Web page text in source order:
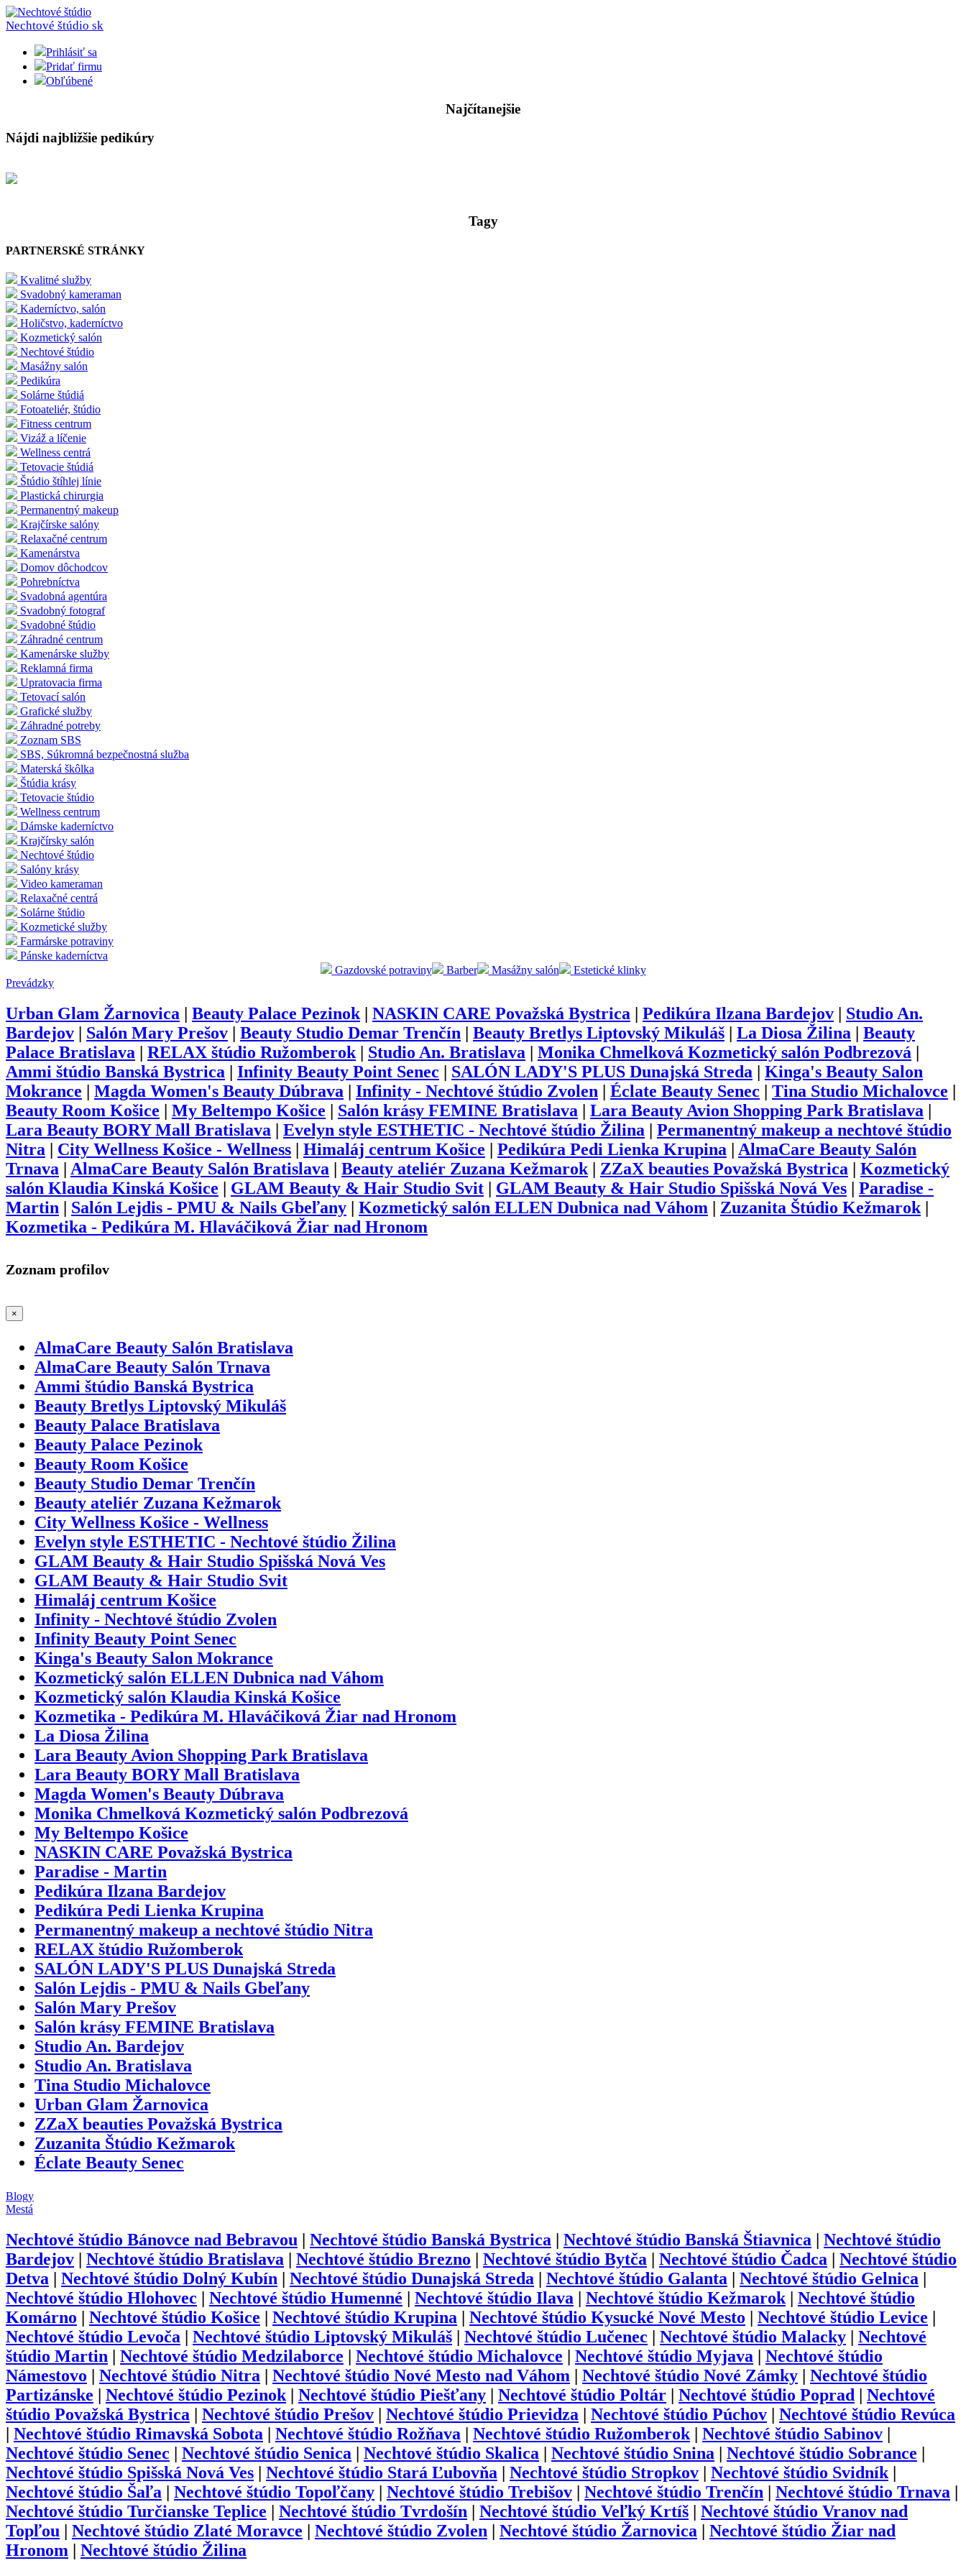
Nechtové štúdio sk
Prihlásiť sa
Pridať firmu
Obľúbené
Najčítanejšie
Nájdi najbližšie pedikúry
Tagy
PARTNERSKÉ STRÁNKY
Kvalitné služby
Svadobný kameraman
Kaderníctvo, salón
Holičstvo, kaderníctvo
Kozmetický salón
Nechtové štúdio
Masážny salón
Pedikúra
Solárne štúdiá
Fotoateliér, štúdio
Fitness centrum
Vizáž a líčenie
Wellness centrá
Tetovacie štúdiá
Štúdio štíhlej línie
Plastická chirurgia
Permanentný makeup
Krajčírske salóny
Relaxačné centrum
Kamenárstva
Domov dôchodcov
Pohrebníctva
Svadobná agentúra
Svadobný fotograf
Svadobné štúdio
Záhradné centrum
Kamenárske služby
Reklamná firma
Upratovacia firma
Tetovací salón
Grafické služby
Záhradné potreby
Zoznam SBS
SBS, Súkromná bezpečnostná služba
Materská škôlka
Štúdia krásy
Tetovacie štúdio
Wellness centrum
Dámske kaderníctvo
Krajčírsky salón
Nechtové štúdio
Salóny krásy
Video kameraman
Relaxačné centrá
Solárne štúdio
Kozmetické služby
Farmárske potraviny
Pánske kaderníctva
Gazdovské potraviny
Barber Masážny salón
Estetické klinky
Prevádzky
Urban Glam Žarnovica Beauty Palace Pezinok| NASKIN CARE Považská Bystrica Pedikúra Ilzana Bardejov
Studio An.
Bardejov
Salón Mary Prešov Beauty Studio Demar Trenčín Beauty Bretlys Liptovský Mikuláš La Diosa Žilina
Beauty
Palace Bratislava
RELAX štúdio Ružomberok| Studio An. Bratislava Monika Chmelková Kozmetický salón Podbrezová
Ammi štúdio Banská Bystrica
Infinity Beauty Point Senec SALÓN LADY'S PLUS Dunajská Streda
Kinga's Beauty Salon
Mokrance
Magda Women's Beauty Dúbrava Infinity - Nechtové štúdio Zvolen Éclate Beauty Senec Tina Studio Michalovce
Beauty Room Košice
My Beltempo Košice Salón krásy FEMINE Bratislava Lara Beauty Avion Shopping Park Bratislava
Lara Beauty BORY Mall Bratislava
Evelyn style ESTHETIC - Nechtové štúdio Žilina
Permanentný makeup a nechtové štúdio
Nitra
City Wellness Košice - Wellness Himaláj centrum Košice Pedikúra Pedi Lienka Krupina
AlmaCare Beauty Salón
Trnava
AlmaCare Beauty Salón Bratislava Beauty ateliér Zuzana Kežmarok| ZZaX beauties Považská Bystrica
Kozmetický
salón Klaudia Kinská Košice
GLAM Beauty & Hair Studio Svit GLAM Beauty & Hair Studio Spišská Nová Ves
Paradise -
Martin
Salón Lejdis - PMU & Nails Gbeľany Kozmetický salón ELLEN Dubnica nad Váhom Zuzanita Štúdio Kežmarok|
Kozmetika - Pedikúra M. Hlaváčiková Žiar nad Hronom
Zoznam profilov
×
AlmaCare Beauty Salón Bratislava
AlmaCare Beauty Salón Trnava
Ammi štúdio Banská Bystrica
Beauty Bretlys Liptovský Mikuláš
Beauty Palace Bratislava
Beauty Palace Pezinok
Beauty Room Košice
Beauty Studio Demar Trenčín
Beauty ateliér Zuzana Kežmarok
City Wellness Košice - Wellness
Evelyn style ESTHETIC - Nechtové štúdio Žilina
GLAM Beauty & Hair Studio Spišská Nová Ves
GLAM Beauty & Hair Studio Svit
Himaláj centrum Košice
Infinity - Nechtové štúdio Zvolen
Infinity Beauty Point Senec
Kinga's Beauty Salon Mokrance
Kozmetický salón ELLEN Dubnica nad Váhom
Kozmetický salón Klaudia Kinská Košice
Kozmetika - Pedikúra M. Hlaváčiková Žiar nad Hronom
La Diosa Žilina
Lara Beauty Avion Shopping Park Bratislava
Lara Beauty BORY Mall Bratislava
Magda Women's Beauty Dúbrava
Monika Chmelková Kozmetický salón Podbrezová
My Beltempo Košice
NASKIN CARE Považská Bystrica
Paradise - Martin
Pedikúra Ilzana Bardejov
Pedikúra Pedi Lienka Krupina
Permanentný makeup a nechtové štúdio Nitra
RELAX štúdio Ružomberok
SALÓN LADY'S PLUS Dunajská Streda
Salón Lejdis - PMU & Nails Gbeľany
Salón Mary Prešov
Salón krásy FEMINE Bratislava
Studio An. Bardejov
Studio An. Bratislava
Tina Studio Michalovce
Urban Glam Žarnovica
ZZaX beauties Považská Bystrica
Zuzanita Štúdio Kežmarok
Éclate Beauty Senec
Blogy
Mestá
Nechtové štúdio Bánovce nad Bebravou | Nechtové štúdio Banská Bystrica | Nechtové štúdio Banská Štiavnica | Nechtové štúdio
Bardejov | Nechtové štúdio Bratislava | Nechtové štúdio Brezno | Nechtové štúdio Bytča | Nechtové štúdio Čadca | Nechtové štúdio
Detva | Nechtové štúdio Dolný Kubín | Nechtové štúdio Dunajská Streda | Nechtové štúdio Galanta | Nechtové štúdio Gelnica |
Nechtové štúdio Hlohovec | Nechtové štúdio Humenné | Nechtové štúdio Ilava | Nechtové štúdio Kežmarok | Nechtové štúdio
Komárno | Nechtové štúdio Košice | Nechtové štúdio Krupina | Nechtové štúdio Kysucké Nové Mesto | Nechtové štúdio Levice |
Nechtové štúdio Levoča | Nechtové štúdio Liptovský Mikuláš | Nechtové štúdio Lučenec | Nechtové štúdio Malacky | Nechtové
štúdio Martin | Nechtové štúdio Medzilaborce | Nechtové štúdio Michalovce | Nechtové štúdio Myjava | Nechtové štúdio
Námestovo | Nechtové štúdio Nitra | Nechtové štúdio Nové Mesto nad Váhom | Nechtové štúdio Nové Zámky | Nechtové štúdio
Partizánske | Nechtové štúdio Pezinok | Nechtové štúdio Piešťany | Nechtové štúdio Poltár | Nechtové štúdio Poprad | Nechtové
štúdio Považská Bystrica | Nechtové štúdio Prešov | Nechtové štúdio Prievidza | Nechtové štúdio Púchov | Nechtové štúdio Revúca
| Nechtové štúdio Rimavská Sobota | Nechtové štúdio Rožňava | Nechtové štúdio Ružomberok | Nechtové štúdio Sabinov |
Nechtové štúdio Senec | Nechtové štúdio Senica | Nechtové štúdio Skalica | Nechtové štúdio Snina | Nechtové štúdio Sobrance |
Nechtové štúdio Spišská Nová Ves | Nechtové štúdio Stará Ľubovňa | Nechtové štúdio Stropkov | Nechtové štúdio Svidník |
Nechtové štúdio Šaľa | Nechtové štúdio Topoľčany | Nechtové štúdio Trebišov | Nechtové štúdio Trenčín | Nechtové štúdio Trnava |
Nechtové štúdio Turčianske Teplice | Nechtové štúdio Tvrdošín | Nechtové štúdio Veľký Krtíš | Nechtové štúdio Vranov nad
Topľou | Nechtové štúdio Zlaté Moravce | Nechtové štúdio Zvolen | Nechtové štúdio Žarnovica | Nechtové štúdio Žiar nad
Hronom | Nechtové štúdio Žilina